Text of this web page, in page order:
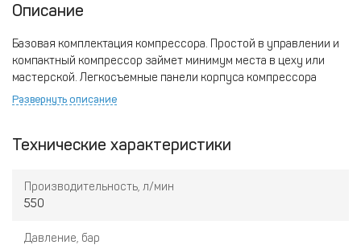
Описание
Базовая комплектация компрессора. Простой в управлении и
компактный компрессор займет минимум места в цеху или
мастерской. Легкосъемные панели корпуса компрессора
обеспечивают удобный доступ к любым внутренним
Преимущества компрессора:
• Электрический блок управления.
• Пуск звезда-треугольник.
• Радиатор охлаждения.
Развернуть описание
Технические характеристики
Производительность, л/мин
550
Давление, бар